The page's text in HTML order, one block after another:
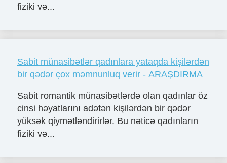
fiziki və...
Sabit münasibətlər qadınlara yataqda kişilərdən
bir qədər çox məmnunluq verir - ARAŞDIRMA
Sabit romantik münasibətlərdə olan qadınlar öz
cinsi həyatlarını adətən kişilərdən bir qədər
yüksək qiymətləndirirlər. Bu nəticə qadınların
fiziki və...